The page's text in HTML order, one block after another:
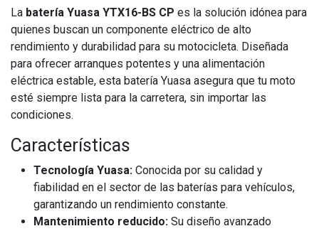
La batería Yuasa YTX16-BS CP es la solución idónea para
quienes buscan un componente eléctrico de alto
rendimiento y durabilidad para su motocicleta. Diseñada
para ofrecer arranques potentes y una alimentación
eléctrica estable, esta batería Yuasa asegura que tu moto
esté siempre lista para la carretera, sin importar las
condiciones.
Características
Tecnología Yuasa: Conocida por su calidad y
fiabilidad en el sector de las baterías para vehículos,
garantizando un rendimiento constante.
Mantenimiento reducido: Su diseño avanzado